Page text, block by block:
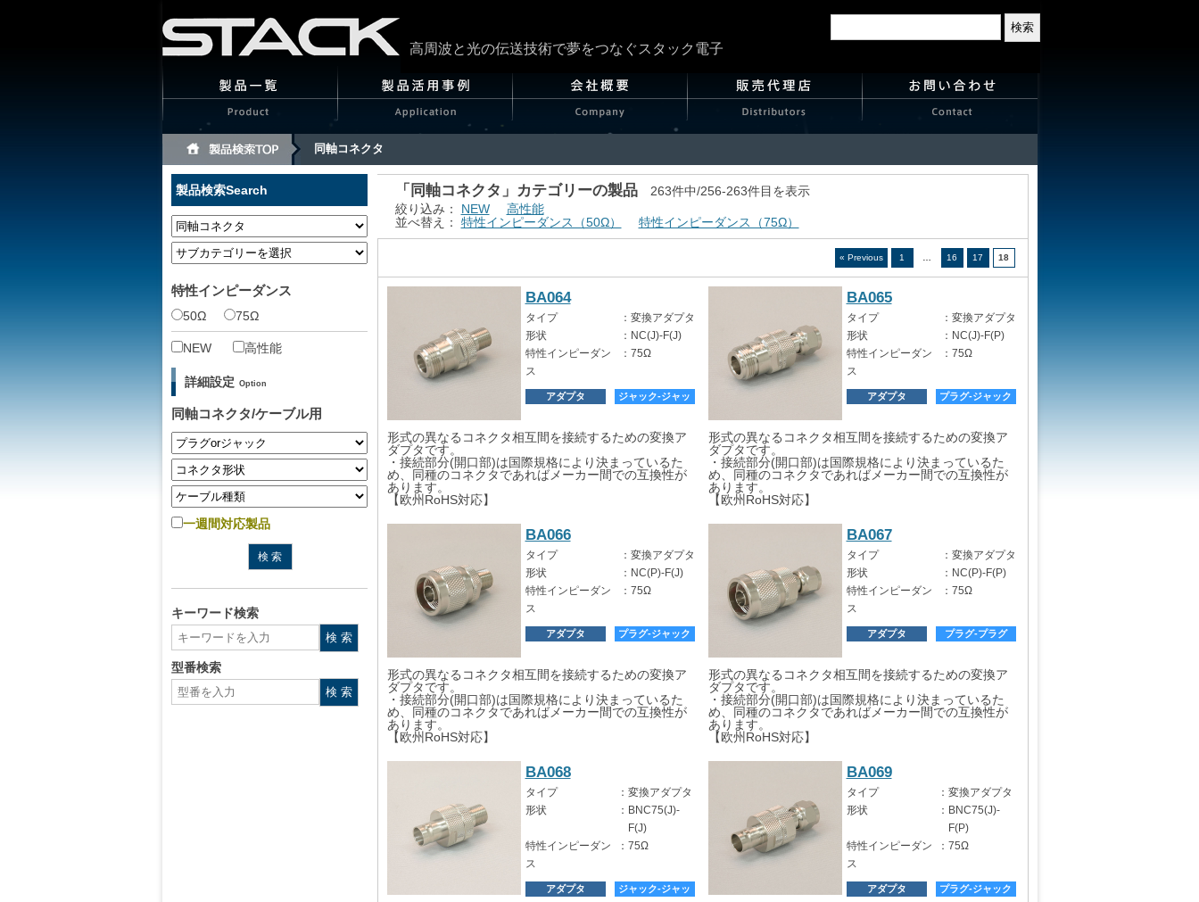
高周波と光の伝送技術で夢をつなぐスタック電子
同軸コネクタ
製品検索Search
特性インピーダンス
50Ω 75Ω
NEW 高性能
詳細設定 Option
同軸コネクタ/ケーブル用
一週間対応製品
キーワード検索
型番検索
「同軸コネクタ」カテゴリーの製品263件中/256-263件目を表示
絞り込み：
NEW
高性能
並べ替え：
特性インピーダンス（50Ω） 特性インピーダンス（75Ω）
« Previous 1 16 17 18
BA064
タイプ ： 変換アダプタ
形状
： NC(J)-F(J)
特性インピーダン
ス
： 75Ω
アダプタ
ジャック-ジャッ
形式の異なるコネクタ相互間を接続するための変換ア
ダプタです。
・接続部分(開口部)は国際規格により決まっているた
め、同種のコネクタであればメーカー間での互換性が
あります。
【欧州RoHS対応】
BA065
タイプ ： 変換アダプタ
形状
： NC(J)-F(P)
特性インピーダン
ス
： 75Ω
アダプタ プラグ-ジャック
形式の異なるコネクタ相互間を接続するための変換ア
ダプタです。
・接続部分(開口部)は国際規格により決まっているた
め、同種のコネクタであればメーカー間での互換性が
あります。
【欧州RoHS対応】
BA066
タイプ ： 変換アダプタ
形状
： NC(P)-F(J)
特性インピーダン
ス
： 75Ω
アダプタ プラグ-ジャック
形式の異なるコネクタ相互間を接続するための変換ア
ダプタです。
・接続部分(開口部)は国際規格により決まっているた
め、同種のコネクタであればメーカー間での互換性が
あります。
【欧州RoHS対応】
BA067
タイプ ： 変換アダプタ
形状
： NC(P)-F(P)
特性インピーダン
ス
： 75Ω
アダプタ プラグ-プラグ
形式の異なるコネクタ相互間を接続するための変換ア
ダプタです。
・接続部分(開口部)は国際規格により決まっているた
め、同種のコネクタであればメーカー間での互換性が
あります。
【欧州RoHS対応】
BA068
タイプ ： 変換アダプタ
形状
： BNC75(J)-
F(J)
特性インピーダン
ス
： 75Ω
アダプタ
ジャック-ジャッ
BA069
タイプ ： 変換アダプタ
形状
： BNC75(J)-
F(P)
特性インピーダン
ス
： 75Ω
アダプタ プラグ-ジャック